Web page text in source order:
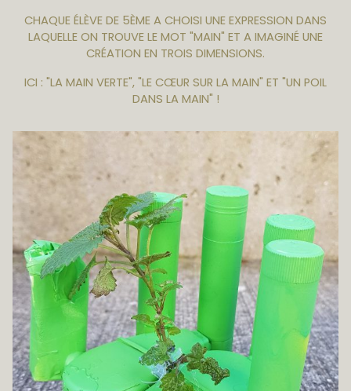
CHAQUE ÉLÈVE DE 5ÈME A CHOISI UNE EXPRESSION DANS
LAQUELLE ON TROUVE LE MOT "MAIN" ET A IMAGINÉ UNE
CRÉATION EN TROIS DIMENSIONS.
ICI : "LA MAIN VERTE", "LE CŒUR SUR LA MAIN" ET "UN POIL
DANS LA MAIN" !